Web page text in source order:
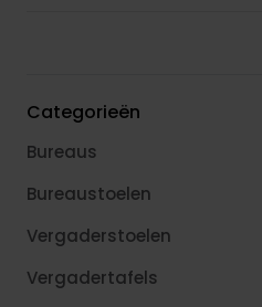
Categorieën
Bureaus
Bureaustoelen
Vergaderstoelen
Vergadertafels